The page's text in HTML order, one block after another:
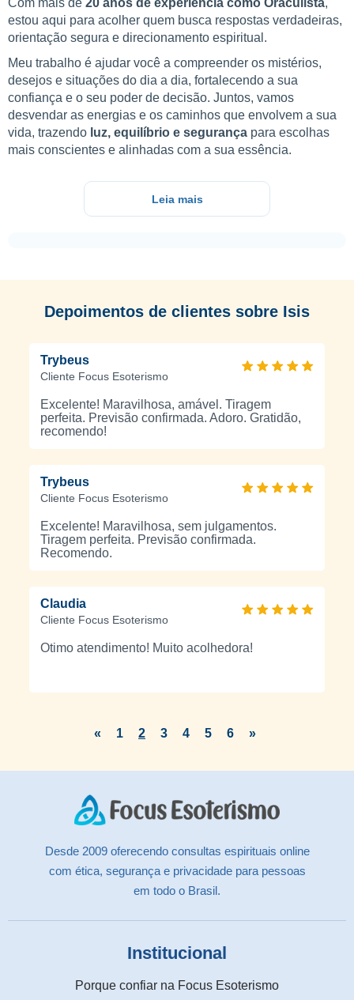
estou aqui para acolher quem busca respostas verdadeiras,
orientação segura e direcionamento espiritual.
Meu trabalho é ajudar você a compreender os mistérios,
desejos e situações do dia a dia, fortalecendo a sua
confiança e o seu poder de decisão. Juntos, vamos
desvendar as energias e os caminhos que envolvem a sua
vida, trazendo luz, equilíbrio e segurança para escolhas
mais conscientes e alinhadas com a sua essência.
Leia mais
Depoimentos de clientes sobre Isis
Trybeus
Cliente Focus Esoterismo
Excelente! Maravilhosa, amável. Tiragem
perfeita. Previsão confirmada. Adoro. Gratidão,
recomendo!
Trybeus
Cliente Focus Esoterismo
Excelente! Maravilhosa, sem julgamentos.
Tiragem perfeita. Previsão confirmada.
Recomendo.
Claudia
Cliente Focus Esoterismo
Otimo atendimento! Muito acolhedora!
« 1 2 3 4 5 6 »
Desde 2009 oferecendo consultas espirituais online
com ética, segurança e privacidade para pessoas
em todo o Brasil.
Institucional
Porque confiar na Focus Esoterismo